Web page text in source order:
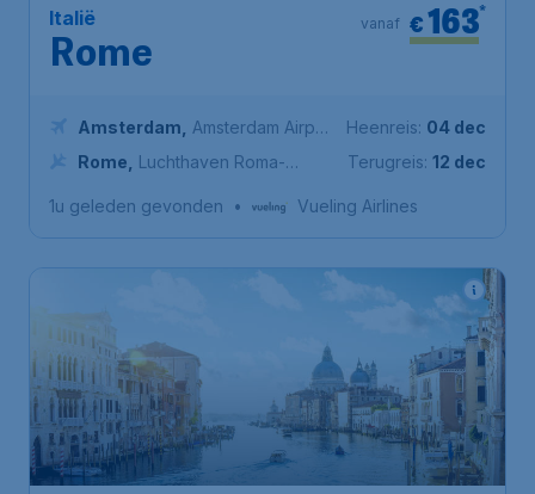
Italië
Rome
€163*
vanaf
Amsterdam
Amsterdam Airport
Schiphol
Rome
Luchthaven Roma-
Heenreis: 04 dec
Terugreis: 12 dec
1u geleden gevonden • Vueling Airlines